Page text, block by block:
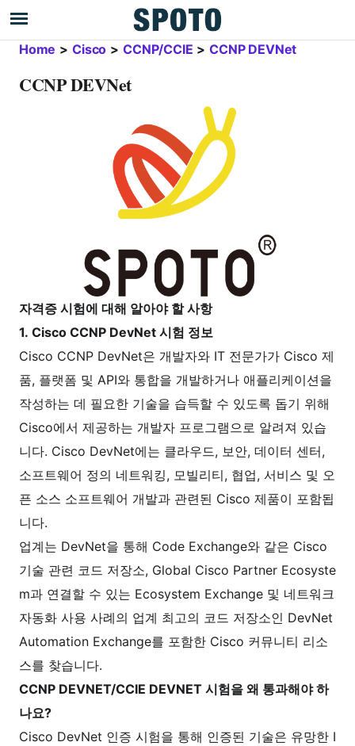
Home > Cisco > CCNP/CCIE > CCNP DEVNet
CCNP DEVNet
자격증 시험에 대해 알아야 할 사항
1. Cisco CCNP DevNet 시험 정보
Cisco CCNP DevNet은 개발자와 IT 전문가가 Cisco 제
품, 플랫폼 및 API와 통합을 개발하거나 애플리케이션을
작성하는 데 필요한 기술을 습득할 수 있도록 돕기 위해
Cisco에서 제공하는 개발자 프로그램으로 알려져 있습
니다. Cisco DevNet에는 클라우드, 보안, 데이터 센터,
소프트웨어 정의 네트워킹, 모빌리티, 협업, 서비스 및 오
픈 소스 소프트웨어 개발과 관련된 Cisco 제품이 포함됩
니다.
업계는 DevNet을 통해 Code Exchange와 같은 Cisco
기술 관련 코드 저장소, Global Cisco Partner Ecosyste
m과 연결할 수 있는 Ecosystem Exchange 및 네트워크
자동화 사용 사례의 업계 최고의 코드 저장소인 DevNet
Automation Exchange를 포함한 Cisco 커뮤니티 리소
스를 찾습니다.
CCNP DEVNET/CCIE DEVNET 시험을 왜 통과해야 하
나요?
Cisco DevNet 인증 시험을 통해 인증된 기술은 유망한 I